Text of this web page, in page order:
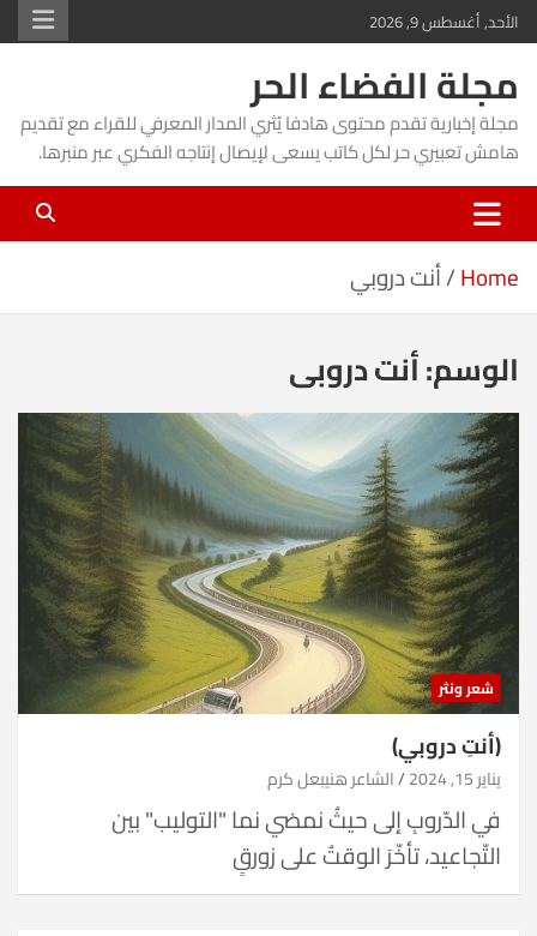
Skip
to
content
الأحد, أغسطس 9, 2026
مجلة الفضاء الحر
مجلة إخبارية تقدم محتوى هادفا يُثري المدار المعرفي للقراء مع تقديم
هامش تعبيري حر لكل كاتب يسعى لإيصال إنتاجه الفكري عبر منبرها.
Home أنت دروبي
الوسم:أنت دروبي
شعر ونثر
(أنتِ دروبي)
يناير 15, 2024 الشاعر هنيبعل كرم
في الدّروبِ إلى حيثُ نمضي نما "التوليب" بين
التّجاعيد، تأخّرَ الوقتُ على زورقٍ